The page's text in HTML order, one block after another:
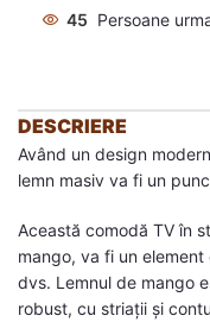
45 Persoane
DESCRIERE
Având un design
lemn masiv va fi un
Această comodă TV în
mango, va fi un
dvs. Lemnul de mango
robust, cu striații și